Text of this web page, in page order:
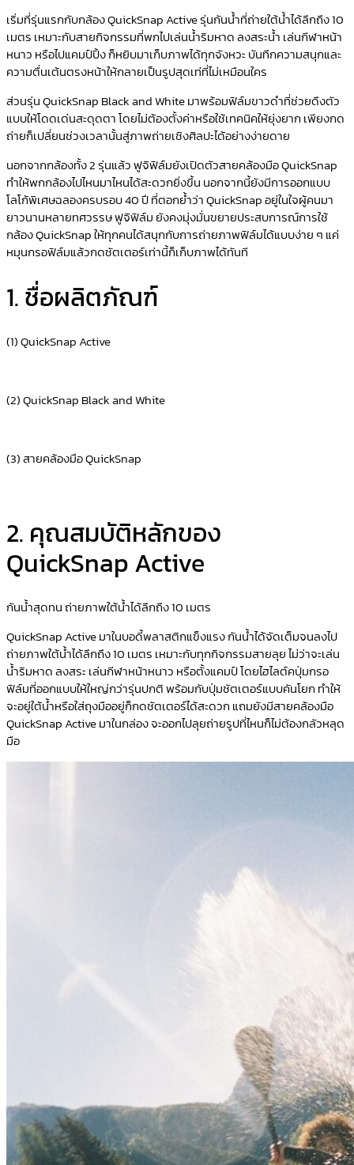
เริ่มที่รุ่นแรกกับกล้อง QuickSnap Active รุ่นกันน้ำที่ถ่ายใต้น้ำได้ลึกถึง 10
เมตร เหมาะกับสายกิจกรรมที่พกไปเล่นน้ำริมหาด ลงสระน้ำ เล่นกีฬาหน้า
หนาว หรือไปแคมป์ปิ้ง ก็หยิบมาเก็บภาพได้ทุกจังหวะ บันทึกความสนุกและ
ความตื่นเต้นตรงหน้าให้กลายเป็นรูปสุดเท่ที่ไม่เหมือนใคร
ส่วนรุ่น QuickSnap Black and White มาพร้อมฟิล์มขาวดำที่ช่วยดึงตัว
แบบให้โดดเด่นสะดุดตา โดยไม่ต้องตั้งค่าหรือใช้เทคนิคให้ยุ่งยาก เพียงกด
ถ่ายก็เปลี่ยนช่วงเวลานั้นสู่ภาพถ่ายเชิงศิลปะได้อย่างง่ายดาย
นอกจากกล้องทั้ง 2 รุ่นแล้ว ฟูจิฟิล์มยังเปิดตัวสายคล้องมือ QuickSnap
ทำให้พกกล้องไปไหนมาไหนได้สะดวกยิ่งขึ้น นอกจากนี้ยังมีการออกแบบ
โลโก้พิเศษฉลองครบรอบ 40 ปี ที่ตอกย้ำว่า QuickSnap อยู่ในใจผู้คนมา
ยาวนานหลายทศวรรษ ฟูจิฟิล์ม ยังคงมุ่งมั่นขยายประสบการณ์การใช้
กล้อง QuickSnap ให้ทุกคนได้สนุกกับการถ่ายภาพฟิล์มได้แบบง่าย ๆ แค่
หมุนกรอฟิล์มแล้วกดชัตเตอร์เท่านี้ก็เก็บภาพได้ทันที
1. ชื่อผลิตภัณฑ์
(1) QuickSnap Active
(2) QuickSnap Black and White
(3)สายคล้องมือQuickSnap
2. คุณสมบัติหลักของ
QuickSnap Active
กันน้ำสุดทน ถ่ายภาพใต้น้ำได้ลึกถึง 10 เมตร
QuickSnap Active มาในบอดี้พลาสติกแข็งแรง กันน้ำได้จัดเต็มจนลงไป
ถ่ายภาพใต้น้ำได้ลึกถึง 10 เมตร เหมาะกับทุกกิจกรรมสายลุย ไม่ว่าจะเล่น
น้ำริมหาด ลงสระ เล่นกีฬาหน้าหนาว หรือตั้งแคมป์ โดยไฮไลต์คปุ่มกรอ
ฟิล์มที่ออกแบบให้ใหญ่กว่ารุ่นปกติ พร้อมกับปุ่มชัตเตอร์แบบคันโยก ทำให้
จะอยู่ใต้น้ำหรือใส่ถุงมืออยู่ก็กดชัตเตอร์ได้สะดวก แถมยังมีสายคล้องมือ
QuickSnap Active มาในกล่อง จะออกไปลุยถ่ายรูปที่ไหนก็ไม่ต้องกลัวหลุด
มือ